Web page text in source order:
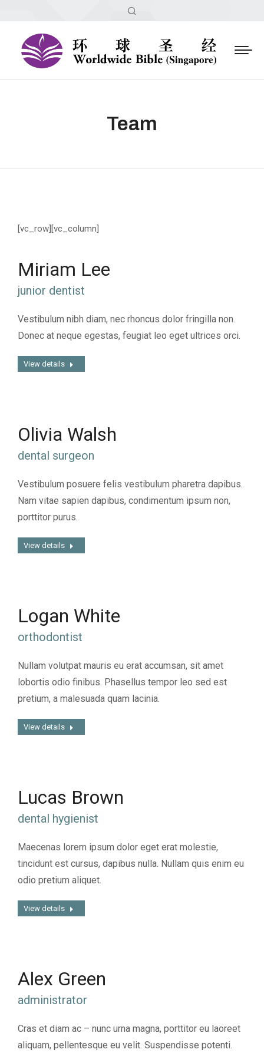
Search:
Team
[vc_row][vc_column]
Miriam Lee
junior dentist
Vestibulum nibh diam, nec rhoncus dolor fringilla non.
Donec at neque egestas, feugiat leo eget ultrices orci.
View details
Olivia Walsh
dental surgeon
Vestibulum posuere felis vestibulum pharetra dapibus.
Nam vitae sapien dapibus, condimentum ipsum non,
porttitor purus.
View details
Logan White
orthodontist
Nullam volutpat mauris eu erat accumsan, sit amet
lobortis odio finibus. Phasellus tempor leo sed est
pretium, a malesuada quam lacinia.
View details
Lucas Brown
dental hygienist
Maecenas lorem ipsum dolor eget erat molestie,
tincidunt est cursus, dapibus nulla. Nullam quis enim eu
odio pretium aliquet.
View details
Alex Green
administrator
Cras et diam ac – nunc urna magna, porttitor eu laoreet
aliquam, pellentesque eu velit. Suspendisse potenti.